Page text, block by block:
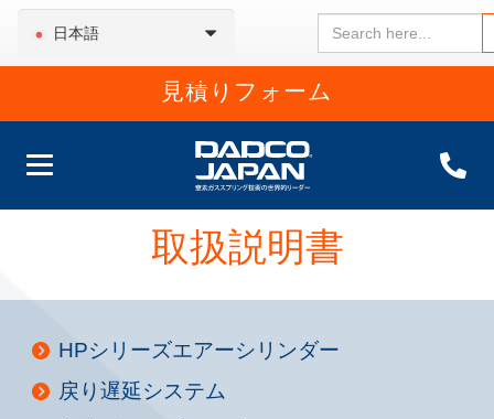
日本語
Search
for:
見積りフォーム
取扱説明書
HPシリーズエアーシリンダー
戻り遅延システム